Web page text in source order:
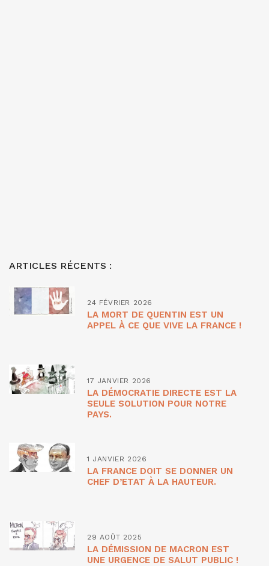
ARTICLES RÉCENTS :
24 FÉVRIER 2026
LA MORT DE QUENTIN EST UN
APPEL À CE QUE VIVE LA FRANCE !
17 JANVIER 2026
LA DÉMOCRATIE DIRECTE EST LA
SEULE SOLUTION POUR NOTRE
PAYS.
1 JANVIER 2026
LA FRANCE DOIT SE DONNER UN
CHEF D’ETAT À LA HAUTEUR.
29 AOÛT 2025
LA DÉMISSION DE MACRON EST
UNE URGENCE DE SALUT PUBLIC !